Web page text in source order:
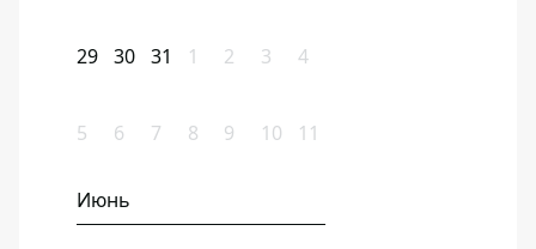
29 30 31 1 2 3 4
5 6 7 8 9 10 11
Июнь